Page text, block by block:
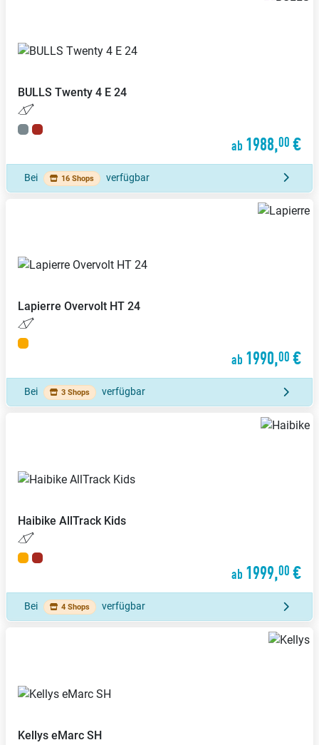
BULLS Twenty 4 E 24
ab 1988,00 €
Bei 16 Shops verfügbar
Lapierre Overvolt HT 24
ab 1990,00 €
Bei 3 Shops verfügbar
Haibike AllTrack Kids
ab 1999,00 €
Bei 4 Shops verfügbar
Kellys eMarc SH